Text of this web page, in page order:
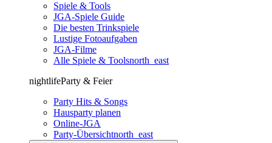
Spiele & Tools
JGA-Spiele Guide
Die besten Trinkspiele
Lustige Fotoaufgaben
JGA-Filme
Alle Spiele & Toolsnorth_east
nightlifeParty & Feier
Party Hits & Songs
Hausparty planen
Online-JGA
Party-Übersichtnorth_east